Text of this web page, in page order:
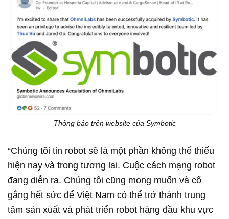
Thông báo trên website của Symbotic
“Chúng tôi tin robot sẽ là một phần không thể thiếu
hiện nay và trong tương lai. Cuộc cách mạng robot
đang diễn ra. Chúng tôi cũng mong muốn và cố
gắng hết sức để Việt Nam có thể trở thành trung
tâm sản xuất và phát triển robot hàng đầu khu vực